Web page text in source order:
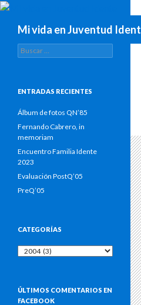
Mi vida en Juventud
Buscar:
ENTRADAS RECIENTES
Álbum de fotos QN’85
Fernando Cabrero, in
memoriam
Encuentro Familia Idente
2023
Evaluación PostQ’05
PreQ’05
CATEGORÍAS
Categorías
ÚLTIMOS COMENTARIOS EN
FACEBOOK